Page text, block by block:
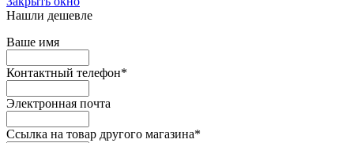
Нашли дешевле
Ваше имя
Контактный телефон*
Электронная почта
Ссылка на товар другого магазина*